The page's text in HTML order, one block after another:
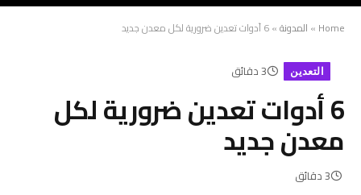
Home
» المدونة»6 أدوات تعدين ضرورية لكل معدن جديد
التعدين 3 دقائق
6 أدوات تعدين ضرورية لكل
معدن جديد
3 دقائق